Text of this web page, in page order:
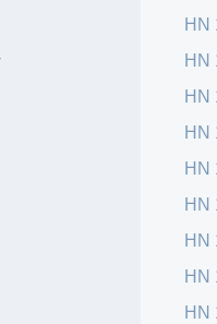
HN
HN
HN
HN
HN
HN
HN
HN
HN